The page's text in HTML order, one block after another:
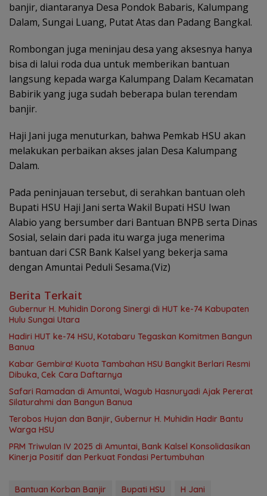
banjir, diantaranya Desa Pondok Babaris, Kalumpang
Dalam, Sungai Luang, Putat Atas dan Padang Bangkal.
Rombongan juga meninjau desa yang aksesnya hanya
bisa di lalui roda dua untuk memberikan bantuan
langsung kepada warga Kalumpang Dalam Kecamatan
Babirik yang juga sudah beberapa bulan terendam
banjir.
Haji Jani juga menuturkan, bahwa Pemkab HSU akan
melakukan perbaikan akses jalan Desa Kalumpang
Dalam.
Pada peninjauan tersebut, di serahkan bantuan oleh
Bupati HSU Haji Jani serta Wakil Bupati HSU Iwan
Alabio yang bersumber dari Bantuan BNPB serta Dinas
Sosial, selain dari pada itu warga juga menerima
bantuan dari CSR Bank Kalsel yang bekerja sama
dengan Amuntai Peduli Sesama.(Viz)
Berita Terkait
Gubernur H. Muhidin Dorong Sinergi di HUT ke-74 Kabupaten
Hulu Sungai Utara
Hadiri HUT ke-74 HSU, Kotabaru Tegaskan Komitmen Bangun
Banua
Kabar Gembira! Kuota Tambahan HSU Bangkit Berlari Resmi
Dibuka, Cek Cara Daftarnya
Safari Ramadan di Amuntai, Wagub Hasnuryadi Ajak Pererat
Silaturahmi dan Bangun Banua
Terobos Hujan dan Banjir, Gubernur H. Muhidin Hadir Bantu
Warga HSU
PRM Triwulan IV 2025 di Amuntai, Bank Kalsel Konsolidasikan
Kinerja Positif dan Perkuat Fondasi Pertumbuhan
Bantuan Korban Banjir Bupati HSU
H Jani